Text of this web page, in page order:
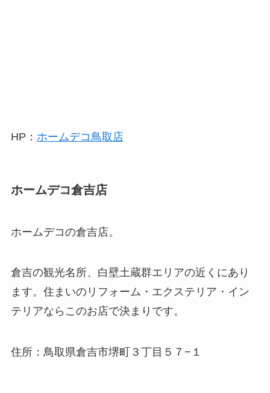
HP： ホームデコ鳥取店
ホームデコ倉吉店
ホームデコの倉吉店。
倉吉の観光名所、白壁土蔵群エリアの近くにあり
ます。住まいのリフォーム・エクステリア・イン
テリアならこのお店で決まりです。
住所：鳥取県倉吉市堺町３丁目５７−１